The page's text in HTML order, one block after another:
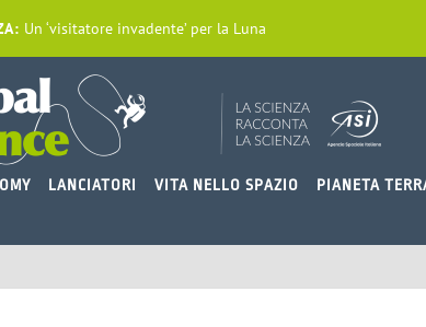
Un ‘visitatore invadente’ per la Luna
LANCIATORI VITA NELLO SPAZIO PIANETA